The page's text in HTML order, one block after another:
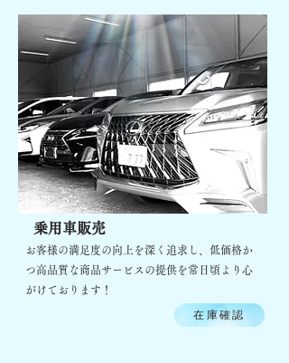
乗用車販売
お客様の満足度の向上を深く追求し、低価格か
つ高品質な商品サービスの提供を常日頃より心
がけております！
在庫確認